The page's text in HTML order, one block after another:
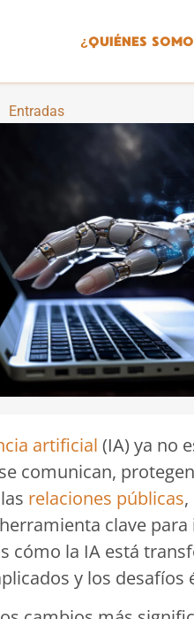
¿QUIÉNES
Entradas
artificial (IA) ya no
comunican,
relaciones públicas
clave
cómo la IA está
y los